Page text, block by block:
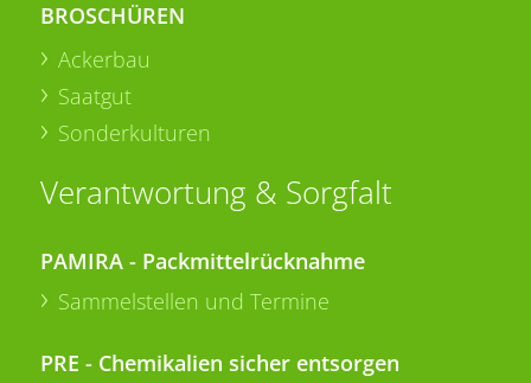
BROSCHÜREN
Ackerbau
Saatgut
Sonderkulturen
Verantwortung & Sorgfalt
PAMIRA - Packmittelrücknahme
Sammelstellen und Termine
PRE - Chemikalien sicher entsorgen